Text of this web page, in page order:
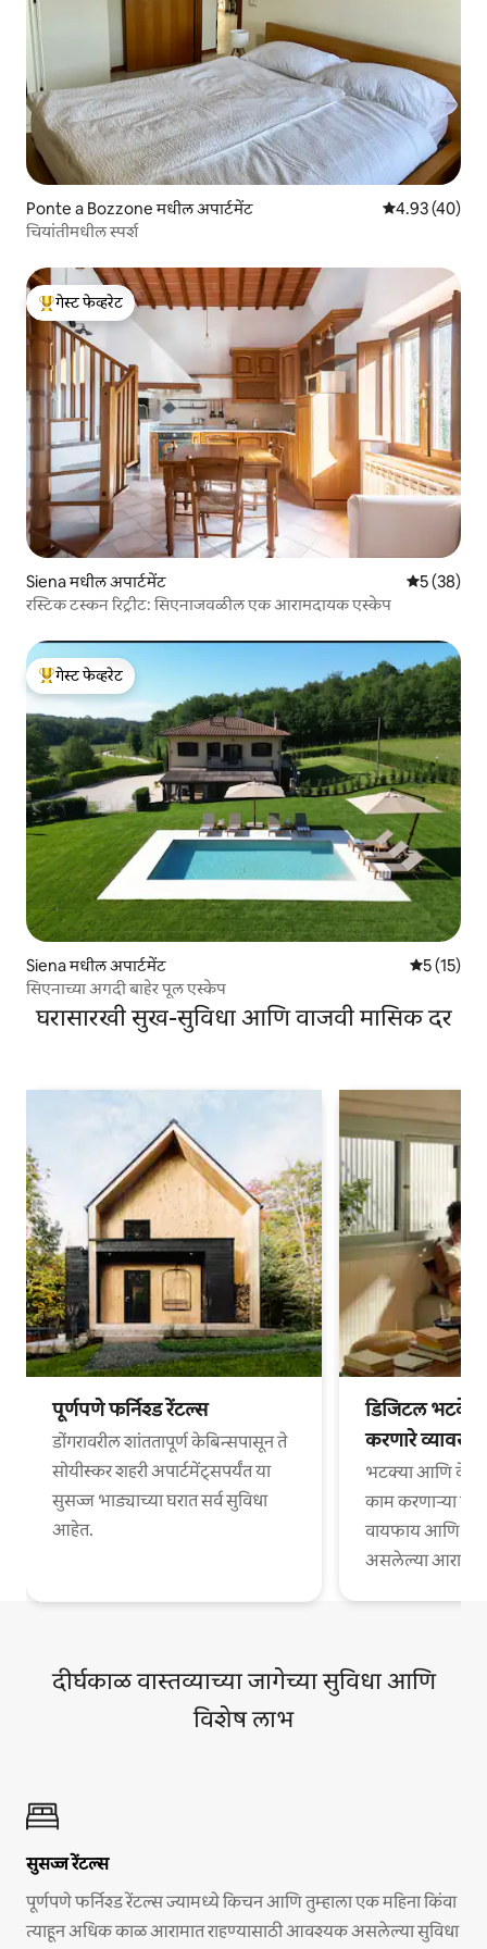
Ponte a Bozzone मधील अपार्टमेंट 5 पैकी 4.93
4.93 (40)
चियांतीमधील स्पर्श
टॉप गेस्ट फेव्हरेट
गेस्ट फेव्हरेट
Siena मधील अपार्टमेंट 5 पैकी 5
5 (38)
रस्टिक टस्कन रिट्रीट: सिएनाजवळील एक आरामदायक एस्केप
टॉप गेस्ट फेव्हरेट
गेस्ट फेव्हरेट
Siena मधील अपार्टमेंट 5 पैकी 5
5 (15)
सिएनाच्या अगदी बाहेर पूल एस्केप
घरासारखी सुख-सुविधा आणि वाजवी मासिक दर
पूर्णपणे फर्निश्ड रेंटल्स
डोंगरावरील शांततापूर्ण केबिन्सपासून ते
सोयीस्कर शहरी अपार्टमेंट्सपर्यंत या
सुसज्ज भाड्याच्या घरात सर्व सुविधा
आहेत.
डिजिटल भटके
करणारे
भटक्या आणि
काम करणाऱ्या
वायफाय आणि
असलेल्या
दीर्घकाळ वास्तव्याच्या जागेच्या सुविधा आणि
विशेष लाभ
सुसज्ज रेंटल्स
पूर्णपणे फर्निश्ड रेंटल्स ज्यामध्ये किचन आणि तुम्हाला एक महिना किंवा
त्याहून अधिक काळ आरामात राहण्यासाठी आवश्यक असलेल्या सुविधा